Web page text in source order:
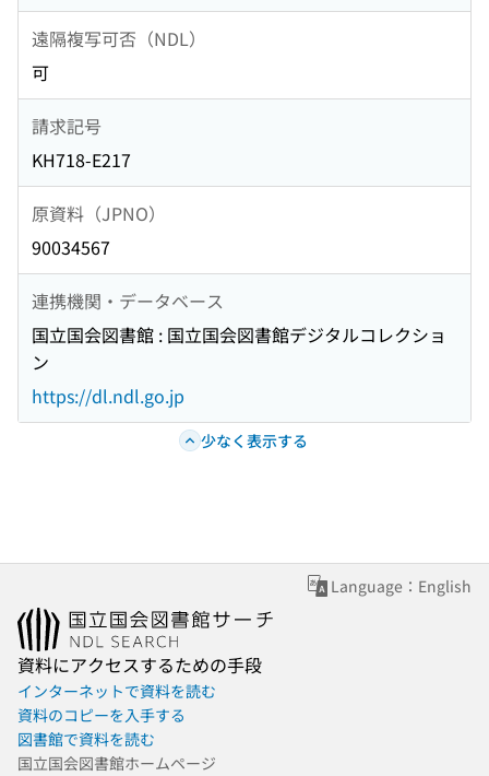
遠隔複写可否（NDL）
可
請求記号
KH718-E217
原資料（JPNO）
90034567
連携機関・データベース
国立国会図書館 : 国立国会図書館デジタルコレクショ
ン
https://dl.ndl.go.jp
少なく表示する
Language：English
資料にアクセスするための手段
インターネットで資料を読む
資料のコピーを入手する
図書館で資料を読む
国立国会図書館ホームページ